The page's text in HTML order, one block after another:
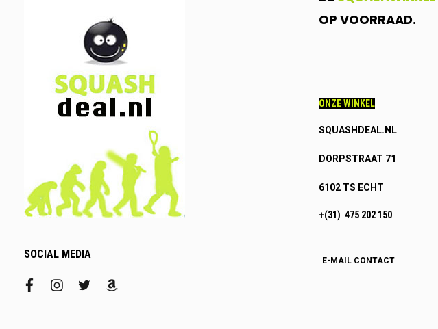
SOCIAL MEDIA
facebookinstagram
twitteramazon
OP VOORRAAD.
ONZE WINKEL
SQUASHDEAL.NL
DORPSTRAAT 71
6102 TS ECHT
+(31) 475 202 150
E-MAIL CONTACT